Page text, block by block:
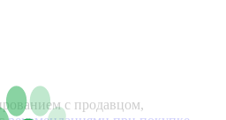
с продавцом,